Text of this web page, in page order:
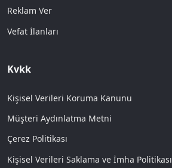
Reklam Ver
Vefat İlanları
Kvkk
Kişisel Verileri Koruma Kanunu
Müşteri Aydınlatma Metni
Çerez Politikası
Kişisel Verileri Saklama ve İmha Politikası